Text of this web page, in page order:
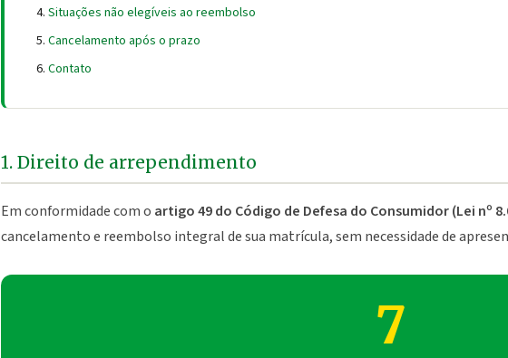
Situações não elegíveis ao reembolso
Cancelamento após o prazo
Contato
1. Direito de arrependimento
Em conformidade com o artigo 49 do Código de Defesa do Consumidor (Lei nº
cancelamento e reembolso integral de sua matrícula, sem necessidade de
7